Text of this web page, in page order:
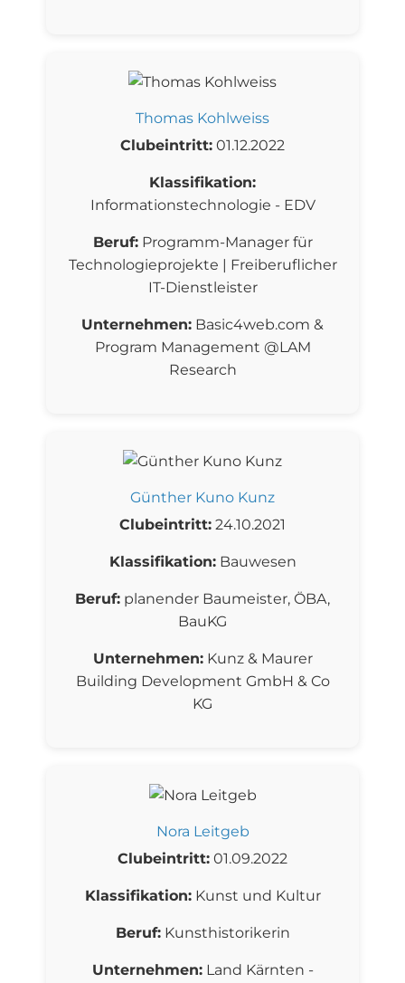
Thomas Kohlweiss
Clubeintritt: 01.12.2022
Klassifikation:
Informationstechnologie - EDV
Beruf:Programm-Manager für
Technologieprojekte | Freiberuflicher
IT-Dienstleister
Unternehmen: Basic4web.com &
Program Management @LAM
Research
Günther Kuno Kunz
Clubeintritt: 24.10.2021
Klassifikation:Bauwesen
Beruf: planender Baumeister, ÖBA,
BauKG
Unternehmen:Kunz & Maurer
Building Development GmbH & Co
KG
Nora Leitgeb
Clubeintritt: 01.09.2022
Klassifikation:Kunst und Kultur
Beruf:Kunsthistorikerin
Unternehmen:Land Kärnten -